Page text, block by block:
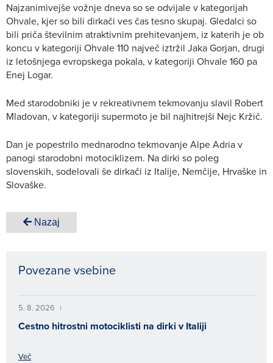
Najzanimivejše vožnje dneva so se odvijale v kategorijah
Ohvale, kjer so bili dirkači ves čas tesno skupaj. Gledalci so
bili priča številnim atraktivnim prehitevanjem, iz katerih je ob
koncu v kategoriji Ohvale 110 največ iztržil Jaka Gorjan, drugi
iz letošnjega evropskega pokala, v kategoriji Ohvale 160 pa
Enej Logar.
Med starodobniki je v rekreativnem tekmovanju slavil Robert
Mladovan, v kategoriji supermoto je bil najhitrejši Nejc Kržič.
Dan je popestrilo mednarodno tekmovanje Alpe Adria v
panogi starodobni motociklizem. Na dirki so poleg
slovenskih, sodelovali še dirkači iz Italije, Nemčije, Hrvaške in
Slovaške.
Nazaj
Povezane vsebine
5. 8. 2026 |
Cestno hitrostni motociklisti na dirki v Italiji
Več